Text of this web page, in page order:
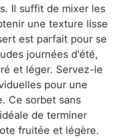
Il suffit de mixer les
une texture lisse
est parfait pour se
journées d'été,
et léger. Servez-le
pour une
Ce sorbet sans
de terminer
fruitée et légère.